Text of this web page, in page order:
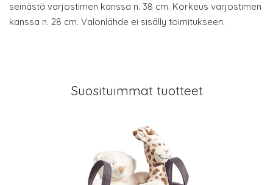
seinästä varjostimen kanssa n. 38 cm. Korkeus varjostimen
kanssa n. 28 cm. Valonlähde ei sisälly toimitukseen.
Suosituimmat tuotteet